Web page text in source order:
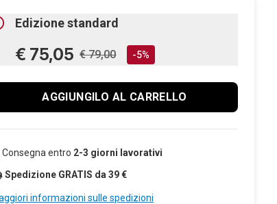
Edizione standard
€ 75,05 € 79,00 -5%
AGGIUNGILO AL CARRELLO
Consegna entro 2-3 giorni lavorativi
Spedizione GRATIS da 39 €
informazioni sulle spedizioni